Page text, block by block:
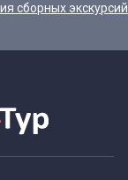
сборных экскурсий